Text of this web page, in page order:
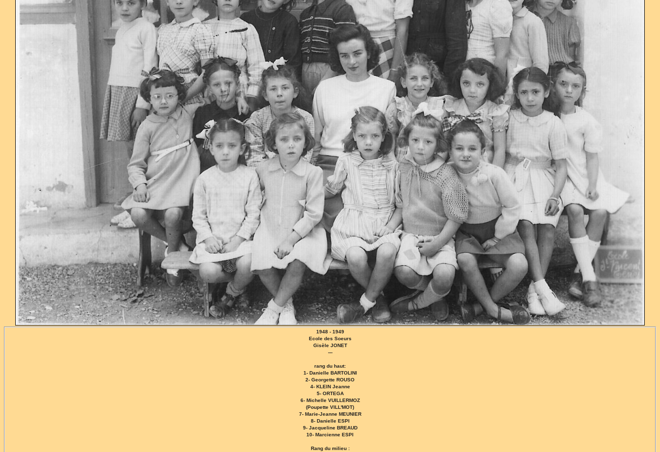
1948 - 1949
Ecole des Soeurs
Gisèle JONET
---
rang du haut:
1- Danielle BARTOLINI
2- Georgette ROUSO
4- KLEIN Jeanne
5- ORTEGA
6- Michelle VUILLERMOZ
(Poupette VILL'MOT)
7- Marie-Jeanne MEUNIER
8- Danielle ESPI
9- Jacqueline BREAUD
10- Marcienne ESPI
Rang du milieu :